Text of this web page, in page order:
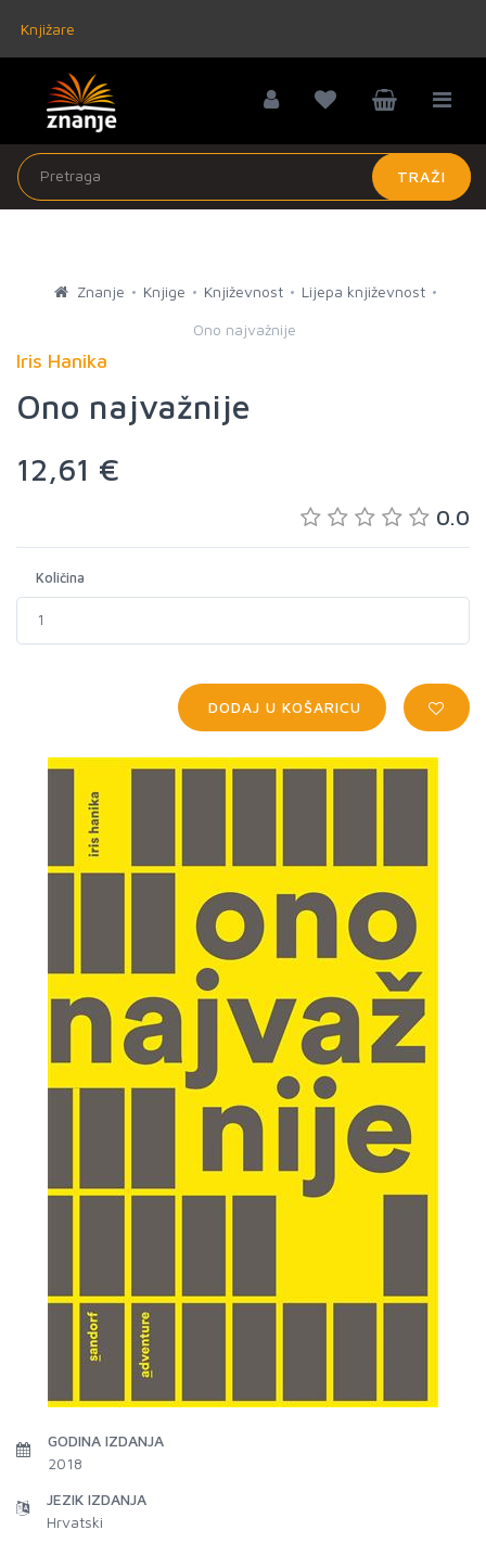
Knjižare
TRAŽI
Znanje Knjige Književnost Lijepa književnost
Ono najvažnije
Iris Hanika
Ono najvažnije
12,61 €
0.0
Količina
DODAJ U KOŠARICU
GODINA IZDANJA
2018
JEZIK IZDANJA
Hrvatski